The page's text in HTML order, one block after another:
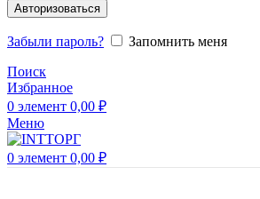
Авторизоваться
Забыли пароль?
Запомнить меня
Поиск
Избранное
0 элемент 0,00 ₽
Меню
0 элемент 0,00 ₽